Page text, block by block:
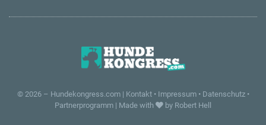
© 2026 – Hundekongress.com| Kontakt• Impressum• Datenschutz•
Partnerprogramm | Made with by Robert Hell